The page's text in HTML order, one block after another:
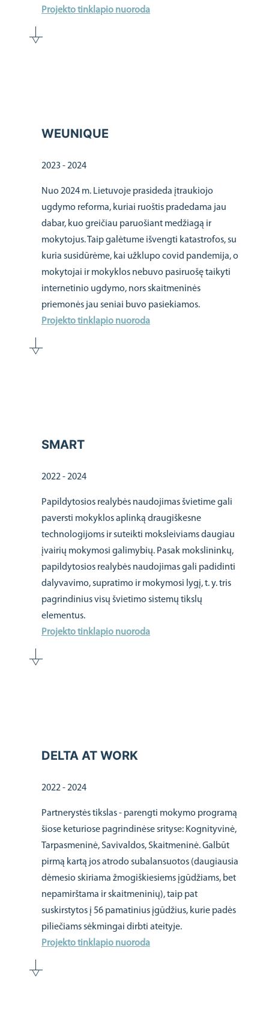
Projekto tinklapio nuoroda
WEUNIQUE
2023 - 2024
Nuo 2024 m. Lietuvoje prasideda įtraukiojo
ugdymo reforma, kuriai ruoštis pradedama jau
dabar, kuo greičiau paruošiant medžiagą ir
mokytojus. Taip galėtume išvengti katastrofos, su
kuria susidūrėme, kai užklupo covid pandemija, o
mokytojai ir mokyklos nebuvo pasiruošę taikyti
internetinio ugdymo, nors skaitmeninės
priemonės jau seniai buvo pasiekiamos.
Projekto tinklapio nuoroda
SMART
2022 - 2024
Papildytosios realybės naudojimas švietime gali
paversti mokyklos aplinką draugiškesne
technologijoms ir suteikti moksleiviams daugiau
įvairių mokymosi galimybių. Pasak mokslininkų,
papildytosios realybės naudojimas gali padidinti
dalyvavimo, supratimo ir mokymosi lygį, t. y. tris
pagrindinius visų švietimo sistemų tikslų
elementus.
Projekto tinklapio nuoroda
DELTA AT WORK
2022 - 2024
Partnerystės tikslas - parengti mokymo programą
šiose keturiose pagrindinėse srityse: Kognityvinė,
Tarpasmeninė, Savivaldos, Skaitmeninė. Galbūt
pirmą kartą jos atrodo subalansuotos (daugiausia
dėmesio skiriama žmogiškiesiems įgūdžiams, bet
nepamirštama ir skaitmeninių), taip pat
suskirstytos į 56 pamatinius įgūdžius, kurie padės
piliečiams sėkmingai dirbti ateityje.
Projekto tinklapio nuoroda